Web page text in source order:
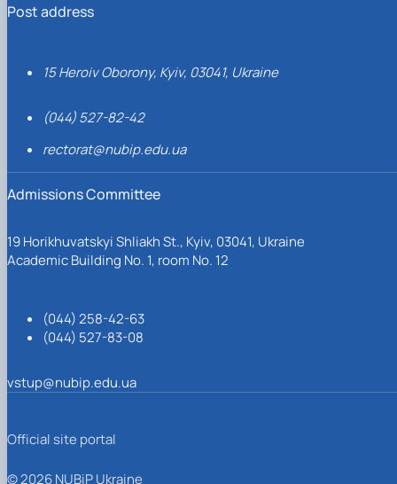
Post address
15 Heroiv Oborony, Kyiv, 03041, Ukraine
(044) 527-82-42
rectorat@nubip.edu.ua
Admissions Committee
19 Horikhuvatskyi Shliakh St., Kyiv, 03041, Ukraine
Academic Building No. 1, room No. 12
(044) 258-42-63
(044) 527-83-08
vstup@nubip.edu.ua
Official site portal
© 2026 NUBiP Ukraine